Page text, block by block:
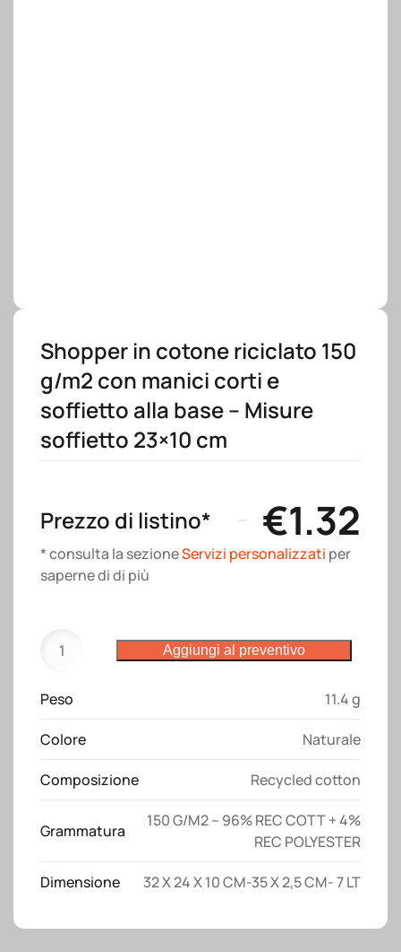
Shopper in cotone riciclato 150
g/m2 con manici corti e
soffietto alla base – Misure
soffietto 23×10 cm
Prezzo di listino* €1.32
* consulta la sezioneServizi personalizzati per
saperne di di più
riciclato
150
g/m2
manici
quantità
Aggiungi al preventivo
Peso 11.4 g
Colore Naturale
Composizione Recycled cotton
Grammatura
150 G/M2 – 96% REC COTT + 4%
REC POLYESTER
Dimensione 32 X 24 X 10 CM-35 X 2,5 CM- 7 LT